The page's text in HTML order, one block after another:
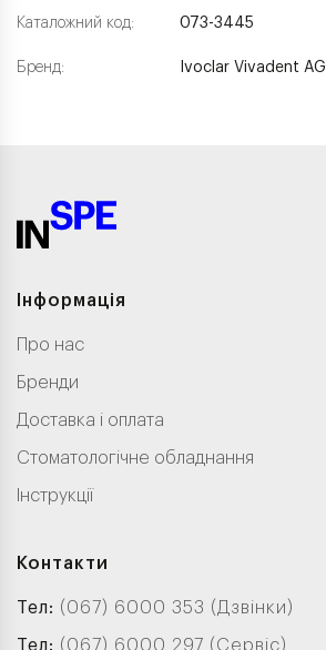
Каталожний код:
Бренд:
073-3445
Ivoclar Vivadent AG
Інформація
Про нас
Бренди
Доставка і оплата
Стоматологічне обладнання
Інструкції
Контакти
Тел: (067) 6000 353 (Дзвінки)
Тел: (067) 6000 297 (Сервіс)